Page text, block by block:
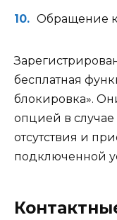
Обращение
бесплатная
блокировка».
опцией в случае
отсутствия и
подключенной